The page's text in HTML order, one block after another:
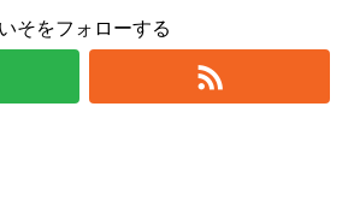
いそをフォローする